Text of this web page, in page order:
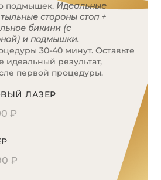
идеальное тело за 1 час!
бедра + голени + колени +
с перианальной зоной +
+ подбородок + верхняя
комплексную эпиляцию
ЛАЗЕР
₽
₽